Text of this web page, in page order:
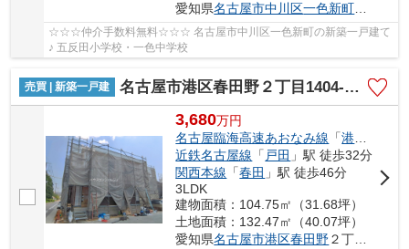
愛知県名古屋市中川区一色新町２丁目
☆☆☆仲介手数料無料☆☆☆ 名古屋市中川区一色新町の新築一戸建て
♪ 五反田小学校・一色中学校
売買 | 新築一戸建 名古屋市港区春田野２丁目1404-1【仲介手数料無料】新築一戸建て 1号棟
3,680万円
名古屋臨海高速あおなみ線 「港北
近鉄名古屋線 「 戸田 」駅 徒歩32分
関西本線 「春田 」駅 徒歩46分
3LDK
建物面積：104.75㎡（31.68坪）
土地面積：132.47㎡（40.07坪）
愛知県名古屋市港区春田野２丁目1404-1